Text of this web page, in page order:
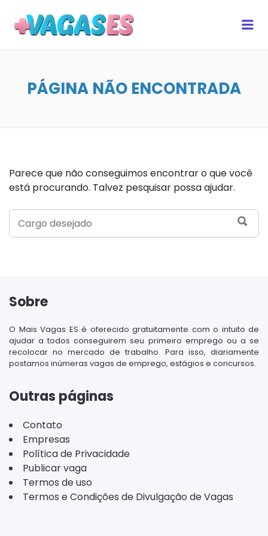
PÁGINA NÃO ENCONTRADA
Parece que não conseguimos encontrar o que você
está procurando. Talvez pesquisar possa ajudar.
SEARCH
FOR:
Sobre
O Mais Vagas ES é oferecido gratuitamente com o intuito de
ajudar a todos conseguirem seu primeiro emprego ou a se
recolocar no mercado de trabalho. Para isso, diariamente
postamos inúmeras vagas de emprego, estágios e concursos.
Outras páginas
Contato
Empresas
Política de Privacidade
Publicar vaga
Termos de uso
Termos e Condições de Divulgação de Vagas